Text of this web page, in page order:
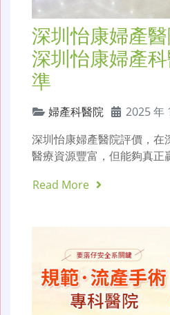
深圳怡康婦產
深圳怡康婦產
準
婦產科醫院 2025 年
深圳怡康婦產醫院評價，在
醫療資源豐富，但能夠真
Read More